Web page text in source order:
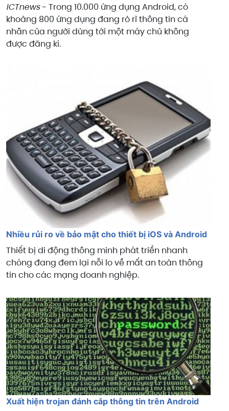
ICTnews- Trong 10.000 ứng dụng Android, có
khoảng 800 ứng dụng đang rò rỉ thông tin cá
nhân của người dùng tới một máy chủ không
được đăng kí.
Nhiều rủi ro về bảo mật cho thiết bị iOS và Android
Thiết bị di động thông minh phát triển nhanh
chóng đang đem lại nỗi lo về mất an toàn thông
tin cho các mạng doanh nghiệp.
Xuất hiện trojan đánh cắp thông tin trên Android